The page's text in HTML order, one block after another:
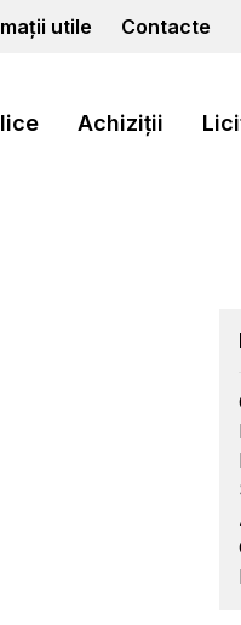
utile Contacte
Achiziții